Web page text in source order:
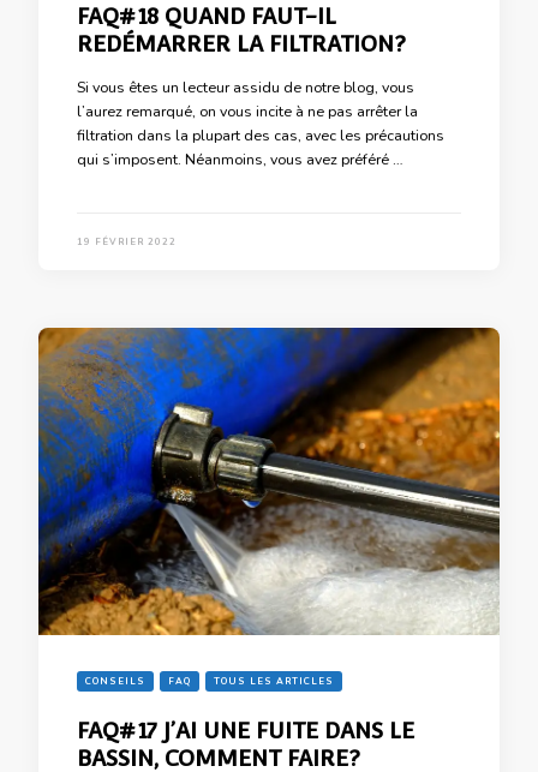
FAQ#18 QUAND FAUT-IL
REDÉMARRER LA FILTRATION?
Si vous êtes un lecteur assidu de notre blog, vous
l’aurez remarqué, on vous incite à ne pas arrêter la
filtration dans la plupart des cas, avec les précautions
qui s’imposent. Néanmoins, vous avez préféré …
19 FÉVRIER 2022
CONSEILS FAQ TOUS LES ARTICLES
FAQ#17 J’AI UNE FUITE DANS LE
BASSIN, COMMENT FAIRE?